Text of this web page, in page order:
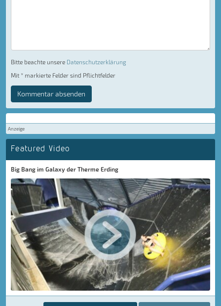
Bitte beachte unsere Datenschutzerklärung
Mit * markierte Felder sind Pflichtfelder
Kommentar absenden
Anzeige
Featured Video
Big Bang im Galaxy der Therme Erding